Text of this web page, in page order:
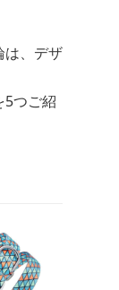
は、デザ
5つご紹